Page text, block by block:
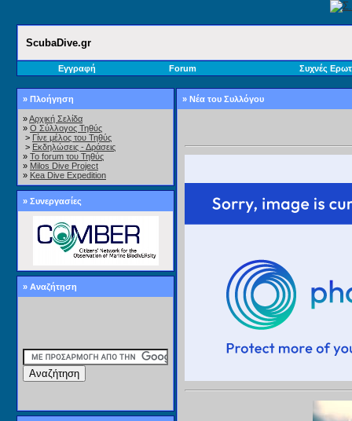
ScubaDive.gr
Εγγραφή Forum Συχνές
» Πλοήγηση
»Αρχική Σελίδα
» Ο Σύλλογος Τηθύς
> Γίνε μέλος του Τηθύς
> Εκδηλώσεις - Δράσεις
» Το forum του Τηθύς
» Milos Dive Project
» Kea Dive Expedition
» Συνεργασίες
» Αναζήτηση
» Νέα του Συλλόγου